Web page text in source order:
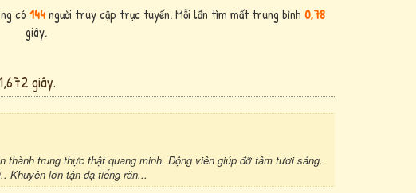
có 144người truy cập trực tuyến. Mỗi lần tìm mất trung bình 0,78
giây.
giây.
trung thực thật quang minh. Động viên giúp đỡ tâm tươi sáng.
Khuyên lơn tận dạ tiếng răn...